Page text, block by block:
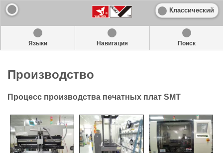
Классический
Языки Навигация Поиск
Производство
Процесс производства печатных плат SMT